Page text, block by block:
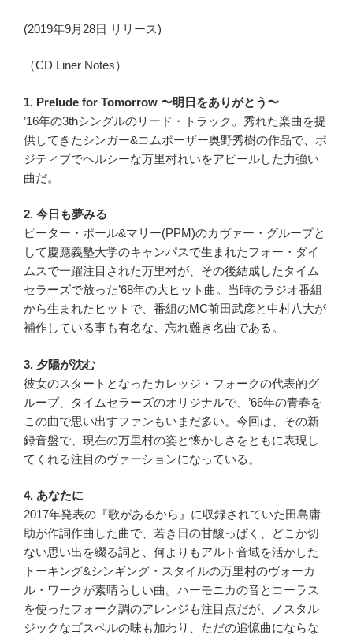
(2019年9月28日 リリース)
（CD Liner Notes）
1. Prelude for Tomorrow 〜明日をありがとう〜
’16年の3thシングルのリード・トラック。秀れた楽曲を提
供してきたシンガー&コムポーザー奥野秀樹の作品で、ポ
ジティブでヘルシーな万里村れいをアピールした力強い
曲だ。
2. 今日も夢みる
ピーター・ポール&マリー(PPM)のカヴァー・グループと
して慶應義塾大学のキャンパスで生まれたフォー・ダイ
ムスで一躍注目された万里村が、その後結成したタイム
セラーズで放った’68年の大ヒット曲。当時のラジオ番組
から生まれたヒットで、番組のMC前田武彦と中村八大が
補作している事も有名な、忘れ難き名曲である。
3. 夕陽が沈む
彼女のスタートとなったカレッジ・フォークの代表的グ
ループ、タイムセラーズのオリジナルで、’66年の青春を
この曲で思い出すファンもいまだ多い。今回は、その新
録音盤で、現在の万里村の姿と懐かしさをともに表現し
てくれる注目のヴァーションになっている。
4. あなたに
2017年発表の『歌があるから』に収録されていた田島庸
助が作詞作曲した曲で、若き日の甘酸っぱく、どこか切
ない思い出を綴る詞と、何よりもアルト音域を活かした
トーキング&シンギング・スタイルの万里村のヴォーカ
ル・ワークが素晴らしい曲。ハーモニカの音とコーラス
を使ったフォーク調のアレンジも注目点だが、ノスタル
ジックなゴスペルの味も加わり、ただの追憶曲にならな